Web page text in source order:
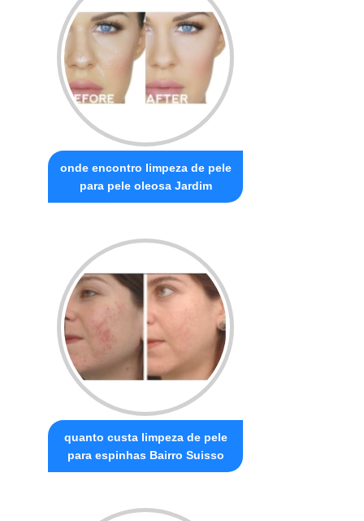
onde encontro limpeza de pele
para pele oleosa Jardim
quanto custa limpeza de pele
para espinhas Bairro Suisso